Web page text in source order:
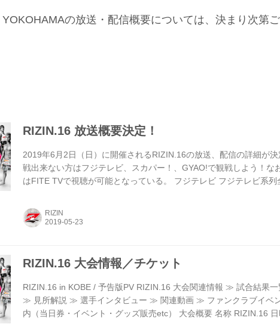
の放送・配信概要については、決まり次第
RIZIN.16 放送概要決定！
2019年6月2日（日）に開催されるRIZIN.16の放送、配信の詳細が
戦出来ない方はフジテレビ、スカパー！、GYAO!で観戦しよう！な
はFITE TVで視聴が可能となっている。 フジテレビ フジテレビ系列
カパー！ 完全生中継でお届け！高画質＆大画面で見るならスカパー
年6月2日（日）14:00〜21:30 ※13:20〜オープニングマッチ二試合
RIZIN
RIZIN.16 大会情報／チケット
RIZIN.16 in KOBE / 予告版PV RIZIN.16 大会関連情報 ≫ 試合結果一
≫ 見所解説 ≫ 選手インタビュー ≫ 関連動画 ≫ ファンクラブイベ
内（当日券・イベント・グッズ販売etc） 大会概要 名称 RIZIN.16 日